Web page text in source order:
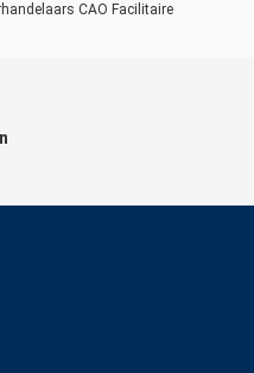
CAO Facilitaire